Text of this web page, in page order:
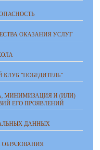
ОКАЗАНИЯ УСЛУГ
"ПОБЕДИТЕЛЬ"
МИНИМИЗАЦИЯ И (ИЛИ)
ЕГО ПРОЯВЛЕНИЙ
ДАННЫХ
ОБРАЗОВАНИЯ